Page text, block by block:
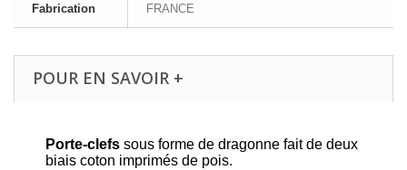
Fabrication FRANCE
POUR EN SAVOIR +
Porte-clefs sous forme de dragonne fait de deux
biais coton imprimés de pois.